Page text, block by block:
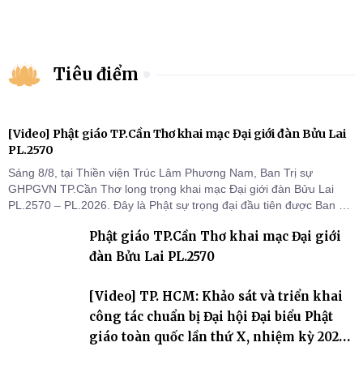
Tiêu điểm
[Video] Phật giáo TP.Cần Thơ khai mạc Đại giới đàn Bửu Lai
PL.2570
Sáng 8/8, tại Thiền viện Trúc Lâm Phương Nam, Ban Trị sự
GHPGVN TP.Cần Thơ long trọng khai mạc Đại giới đàn Bửu Lai
PL.2570 – PL.2026. Đây là Phật sự trọng đại đầu tiên được Ban Trị
thứ I, thể hiện sự quan tâm đối với công tác truyền giới, đào tạo
Tăng tài và tiếp nối mạng mạch Tăng-g
Phật giáo TP.Cần Thơ khai mạc Đại giới
đàn Bửu Lai PL.2570
[Video] TP. HCM: Khảo sát và triển khai
công tác chuẩn bị Đại hội Đại biểu Phật
giáo toàn quốc lần thứ X, nhiệm kỳ 2026-